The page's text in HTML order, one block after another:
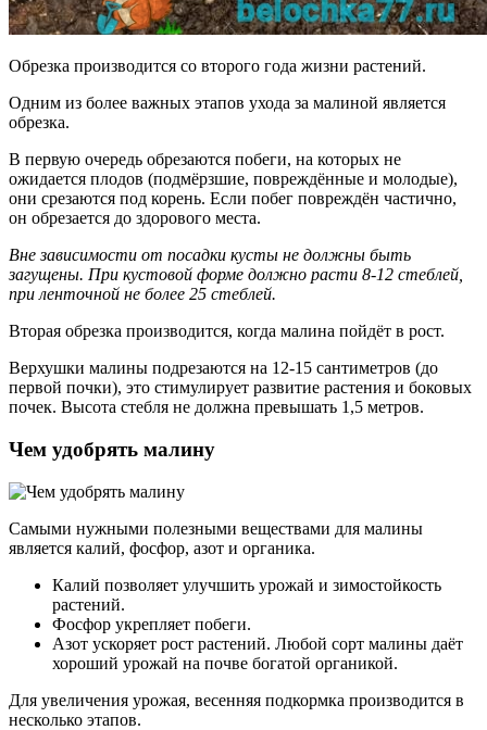
Обрезка производится со второго года жизни растений.
Одним из более важных этапов ухода за малиной является
обрезка.
В первую очередь обрезаются побеги, на которых не
ожидается плодов (подмёрзшие, повреждённые и молодые),
они срезаются под корень. Если побег повреждён частично,
он обрезается до здорового места.
Вне зависимости от посадки кусты не должны быть
загущены. При кустовой форме должно расти 8-12 стеблей,
при ленточной не более 25 стеблей.
Вторая обрезка производится, когда малина пойдёт в рост.
Верхушки малины подрезаются на 12-15 сантиметров (до
первой почки), это стимулирует развитие растения и боковых
почек. Высота стебля не должна превышать 1,5 метров.
Чем удобрять малину
Самыми нужными полезными веществами для малины
является калий, фосфор, азот и органика.
Калий позволяет улучшить урожай и зимостойкость
растений.
Фосфор укрепляет побеги.
Азот ускоряет рост растений. Любой сорт малины даёт
хороший урожай на почве богатой органикой.
Для увеличения урожая, весенняя подкормка производится в
несколько этапов.